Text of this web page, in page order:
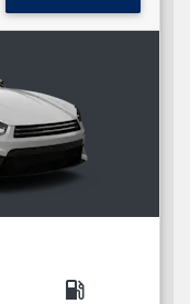
local_gas_station